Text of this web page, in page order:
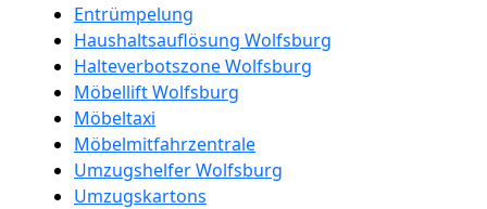
Entrümpelung
Haushaltsauflösung Wolfsburg
Halteverbotszone Wolfsburg
Möbellift Wolfsburg
Möbeltaxi
Möbelmitfahrzentrale
Umzugshelfer Wolfsburg
Umzugskartons